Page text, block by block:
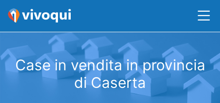
Case in vendita in provincia
di Caserta